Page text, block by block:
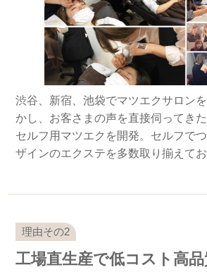
渋谷、新宿、池袋でマツエクサロン
かし、お客さまの声を直接伺ってき
セルフ用マツエクを開発。セルフで
ザインのエクステを多数取り揃えてお
工場直生産で低コスト高